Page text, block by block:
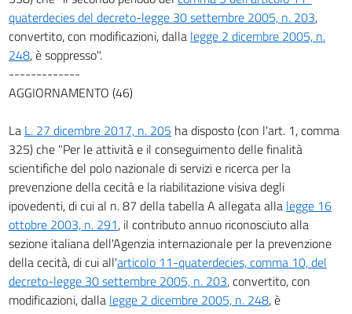
quaterdecies del decreto-legge 30 settembre 2005, n. 203,
convertito, con modificazioni, dalla legge 2 dicembre 2005, n.
248, è soppresso".
-------------
AGGIORNAMENTO (46)
La L. 27 dicembre 2017, n. 205 ha disposto (con l'art. 1, comma
325) che "Per le attività e il conseguimento delle finalità
scientifiche del polo nazionale di servizi e ricerca per la
prevenzione della cecità e la riabilitazione visiva degli
ipovedenti, di cui al n. 87 della tabella A allegata alla legge 16
ottobre 2003, n. 291, il contributo annuo riconosciuto alla
sezione italiana dell'Agenzia internazionale per la prevenzione
della cecità, di cui all'articolo 11-quaterdecies, comma 10, del
decreto-legge 30 settembre 2005, n. 203, convertito, con
modificazioni, dalla legge 2 dicembre 2005, n. 248, è